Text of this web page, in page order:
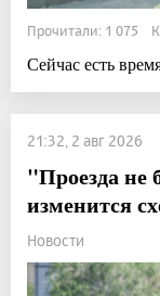
Прочитали: 1 075
Сейчас есть
21:32, 2 авг 2026
"Проезда не
изменится
Новости